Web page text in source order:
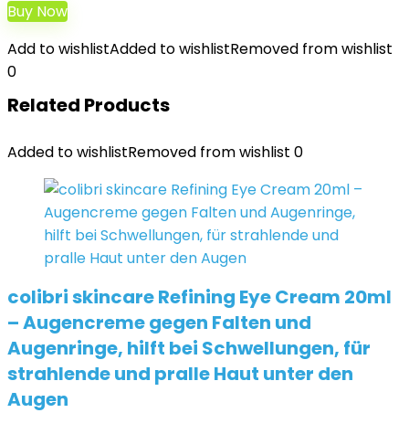
Buy Now
Add to wishlistAdded to wishlistRemoved from wishlist
0
Related Products
Added to wishlistRemoved from wishlist 0
colibri skincare Refining Eye Cream 20ml
– Augencreme gegen Falten und
Augenringe, hilft bei Schwellungen, für
strahlende und pralle Haut unter den
Augen